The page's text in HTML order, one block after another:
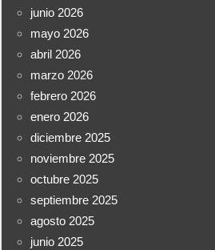
junio 2026
mayo 2026
abril 2026
marzo 2026
febrero 2026
enero 2026
diciembre 2025
noviembre 2025
octubre 2025
septiembre 2025
agosto 2025
junio 2025